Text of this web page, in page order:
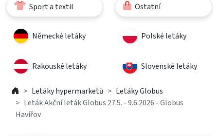
Sport a textil Ostatní
Německé letáky Polské letáky
Rakouské letáky Slovenské letáky
Letáky hypermarketů
Letáky Globus
Leták Akční leták Globus 27.5. - 9.6.2026 - Globus
Havířov